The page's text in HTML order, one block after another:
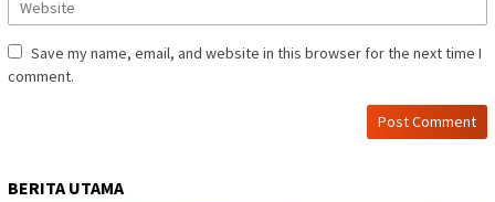
Save my name, email, and website in this browser for the next time I
comment.
BERITA UTAMA